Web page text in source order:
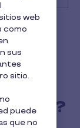
la
web
como
sus
sitio.
puede
que no